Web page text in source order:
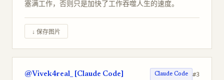
塞满工作，否则只是加快了工作吞噬人生的速度。
↓ 保存图片
@Vivek4real_ [Claude Code] Claude Code #3